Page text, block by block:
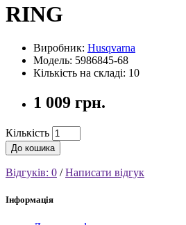
RING
Виробник: Husqvarna
Модель: 5986845-68
Кількість на складі: 10
1 009 грн.
Кількість
До кошика
Відгуків: 0 /Написати відгук
Інформація